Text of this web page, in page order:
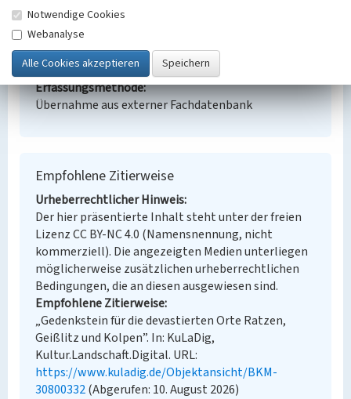
Fachsicht(en)
Denkmalpflege
Erfassungsmaßstab
Keine Angabe
Erfassungsmethode
Übernahme aus externer Fachdatenbank
Empfohlene Zitierweise
Urheberrechtlicher Hinweis
Der hier präsentierte Inhalt steht unter der freien
Lizenz CC BY-NC 4.0 (Namensnennung, nicht
kommerziell). Die angezeigten Medien unterliegen
möglicherweise zusätzlichen urheberrechtlichen
Bedingungen, die an diesen ausgewiesen sind.
Empfohlene Zitierweise
„Gedenkstein für die devastierten Orte Ratzen,
Geißlitz und Kolpen”. In: KuLaDig,
Kultur.Landschaft.Digital. URL:
https://www.kuladig.de/Objektansicht/BKM-
30800332(Abgerufen: 10. August 2026)
Notwendige Cookies
Webanalyse